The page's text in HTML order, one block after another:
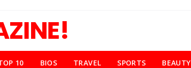
10 BIOS TRAVEL SPORTS BEAUTY